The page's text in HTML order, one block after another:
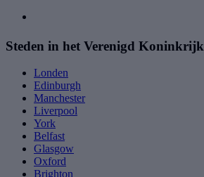
Steden in het Verenigd Koninkrijk
Londen
Edinburgh
Manchester
Liverpool
York
Belfast
Glasgow
Oxford
Brighton